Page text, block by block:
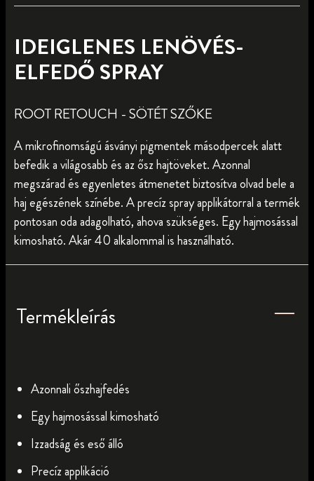
IDEIGLENES LENÖVÉS-
ELFEDŐ SPRAY
ROOT RETOUCH - SÖTÉT SZŐKE
A mikrofinomságú ásványi pigmentek másodpercek alatt
befedik a világosabb és az ősz hajtöveket. Azonnal
megszárad és egyenletes átmenetet biztosítva olvad bele a
haj egészének színébe. A precíz spray applikátorral a termék
pontosan oda adagolható, ahova szükséges. Egy hajmosással
kimosható. Akár 40 alkalommal is használható.
Termékleírás
Azonnali őszhajfedés
Egy hajmosással kimosható
Izzadság és eső álló
Precíz applikáció